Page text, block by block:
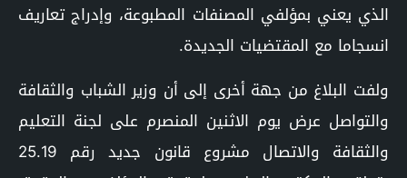
الذي يعني بمؤلفي المصنفات المطبوعة، وإدراج تعاريف
انسجاما مع المقتضيات الجديدة.
ولفت البلاغ من جهة أخرى إلى أن وزير الشباب والثقافة
والتواصل عرض يوم الاثنين المنصرم على لجنة التعليم
والثقافة والاتصال مشروع قانون جديد رقم 25.19